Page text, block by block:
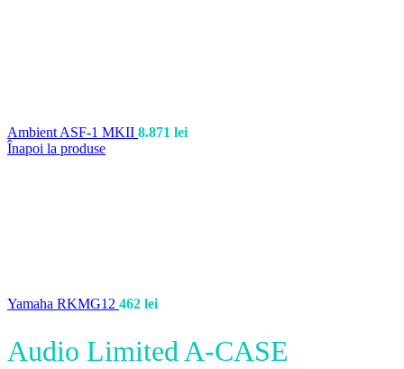
Ambient ASF-1 MKII 8.871 lei
Înapoi la produse
Yamaha RKMG12 462 lei
Audio Limited A-CASE